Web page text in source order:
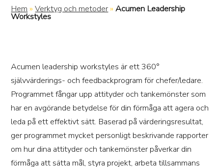
Hem »Verktyg och metoder »Acumen Leadership
Workstyles
Acumen leadership workstyles är ett 360°
självvärderings- och feedbackprogram för chefer/ledare.
Programmet fångar upp attityder och tankemönster som
har en avgörande betydelse för din förmåga att agera och
leda på ett effektivt sätt. Baserad på värderingsresultat,
ger programmet mycket personligt beskrivande rapporter
om hur dina attityder och tankemönster påverkar din
förmåga att sätta mål, styra projekt, arbeta tillsammans